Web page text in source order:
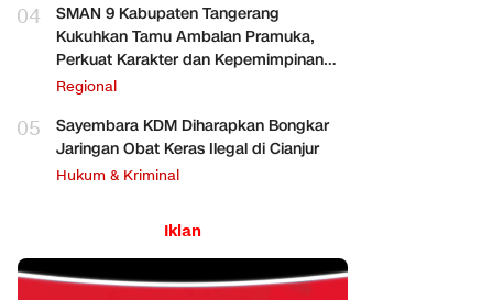
04
SMAN 9 Kabupaten Tangerang
Kukuhkan Tamu Ambalan Pramuka,
Perkuat Karakter dan Kepemimpinan
Siswa
Regional
05
Sayembara KDM Diharapkan Bongkar
Jaringan Obat Keras Ilegal di Cianjur
Hukum & Kriminal
Iklan